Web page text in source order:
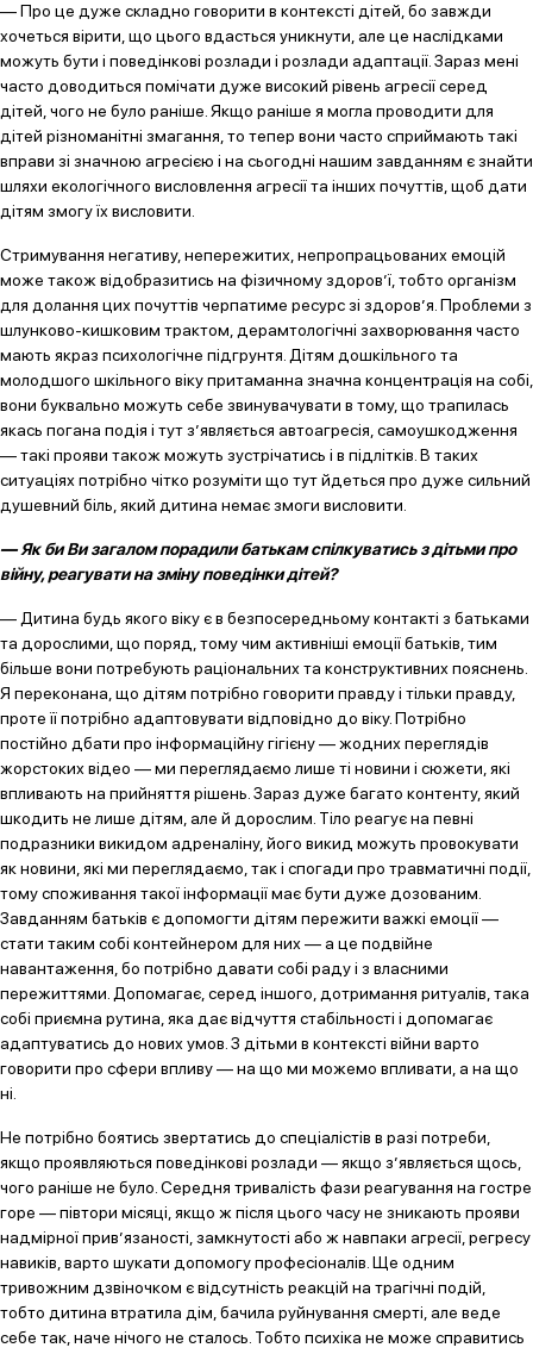
— Про це дуже складно говорити в контексті дітей, бо завжди
хочеться вірити, що цього вдасться уникнути, але це наслідками
можуть бути і поведінкові розлади і розлади адаптації. Зараз мені
часто доводиться помічати дуже високий рівень агресії серед
дітей, чого не було раніше. Якщо раніше я могла проводити для
дітей різноманітні змагання, то тепер вони часто сприймають такі
вправи зі значною агресією і на сьогодні нашим завданням є знайти
шляхи екологічного висловлення агресії та інших почуттів, щоб дати
дітям змогу їх висловити.
Стримування негативу, непережитих, непропрацьованих емоцій
може також відобразитись на фізичному здоров’ї, тобто організм
для долання цих почуттів черпатиме ресурс зі здоров’я. Проблеми з
шлунково-кишковим трактом, дерамтологічні захворювання часто
мають якраз психологічне підгрунтя. Дітям дошкільного та
молодшого шкільного віку притаманна значна концентрація на собі,
вони буквально можуть себе звинувачувати в тому, що трапилась
якась погана подія і тут з’являється автоагресія, самоушкодження
— такі прояви також можуть зустрічатись і в підлітків. В таких
ситуаціях потрібно чітко розуміти що тут йдеться про дуже сильний
душевний біль, який дитина немає змоги висловити.
— Як би Ви загалом порадили батькам спілкуватись з дітьми про
війну, реагувати на зміну поведінки дітей?
— Дитина будь якого віку є в безпосередньому контакті з батьками
та дорослими, що поряд, тому чим активніші емоції батьків, тим
більше вони потребують раціональних та конструктивних пояснень.
Я переконана, що дітям потрібно говорити правду і тільки правду,
проте її потрібно адаптовувати відповідно до віку. Потрібно
постійно дбати про інформаційну гігієну — жодних переглядів
жорстоких відео — ми переглядаємо лише ті новини і сюжети, які
впливають на прийняття рішень. Зараз дуже багато контенту, який
шкодить не лише дітям, але й дорослим. Тіло реагує на певні
подразники викидом адреналіну, його викид можуть провокувати
як новини, які ми переглядаємо, так і спогади про травматичні події,
тому споживання такої інформації має бути дуже дозованим.
Завданням батьків є допомогти дітям пережити важкі емоції —
стати таким собі контейнером для них — а це подвійне
навантаження, бо потрібно давати собі раду і з власними
пережиттями. Допомагає, серед іншого, дотримання ритуалів, така
собі приємна рутина, яка дає відчуття стабільності і допомагає
адаптуватись до нових умов. З дітьми в контексті війни варто
говорити про сфери впливу — на що ми можемо впливати, а на що
ні.
Не потрібно боятись звертатись до спеціалістів в разі потреби,
якщо проявляються поведінкові розлади — якщо з’являється щось,
чого раніше не було. Середня тривалість фази реагування на гостре
горе — півтори місяці, якщо ж після цього часу не зникають прояви
надмірної прив’язаності, замкнутості або ж навпаки агресії, регресу
навиків, варто шукати допомогу професіоналів. Ще одним
тривожним дзвіночком є відсутність реакцій на трагічні подій,
тобто дитина втратила дім, бачила руйнування смерті, але веде
себе так, наче нічого не сталось. Тобто психіка не може справитись